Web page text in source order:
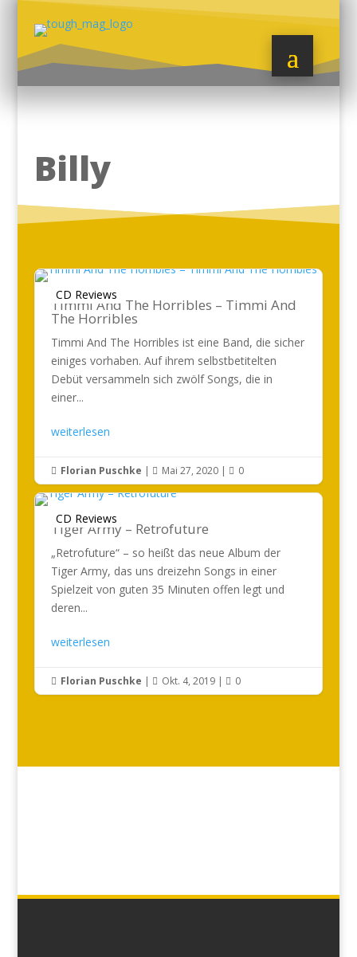
Billy
CD Reviews
Timmi And The Horribles – Timmi And
The Horribles
Timmi And The Horribles ist eine Band, die sicher
einiges vorhaben. Auf ihrem selbstbetitelten
Debüt versammeln sich zwölf Songs, die in
einer...
weiterlesen
 Florian Puschke |  Mai 27, 2020|  0
CD Reviews
Tiger Army – Retrofuture
„Retrofuture“ – so heißt das neue Album der
Tiger Army, das uns dreizehn Songs in einer
Spielzeit von guten 35 Minuten offen legt und
deren...
weiterlesen
 Florian Puschke |  Okt. 4, 2019|  0